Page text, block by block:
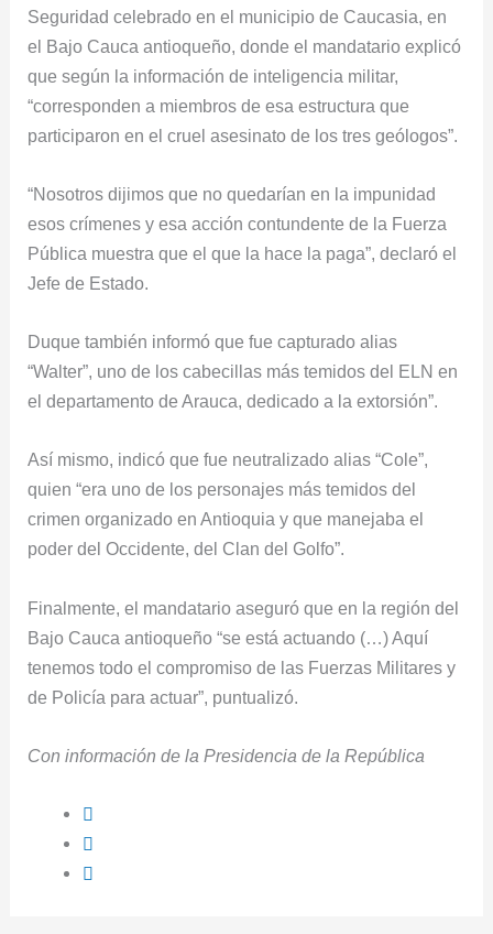
Seguridad celebrado en el municipio de Caucasia, en
el Bajo Cauca antioqueño, donde el mandatario explicó
que según la información de inteligencia militar,
“corresponden a miembros de esa estructura que
participaron en el cruel asesinato de los tres geólogos”.
“Nosotros dijimos que no quedarían en la impunidad
esos crímenes y esa acción contundente de la Fuerza
Pública muestra que el que la hace la paga”, declaró el
Jefe de Estado.
Duque también informó que fue capturado alias
“Walter”, uno de los cabecillas más temidos del ELN en
el departamento de Arauca, dedicado a la extorsión”.
Así mismo, indicó que fue neutralizado alias “Cole”,
quien “era uno de los personajes más temidos del
crimen organizado en Antioquia y que manejaba el
poder del Occidente, del Clan del Golfo”.
Finalmente, el mandatario aseguró que en la región del
Bajo Cauca antioqueño “se está actuando (…) Aquí
tenemos todo el compromiso de las Fuerzas Militares y
de Policía para actuar”, puntualizó.
Con información de la Presidencia de la República